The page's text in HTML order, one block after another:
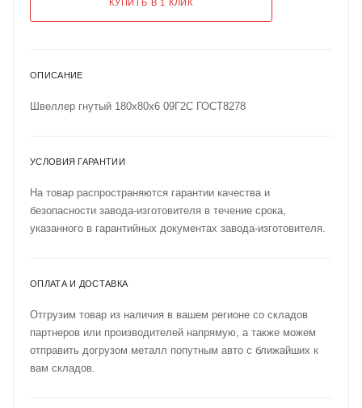
КУПИТЬ В 1 КЛИК
ОПИСАНИЕ
Швеллер гнутый 180х80х6 09Г2С ГОСТ8278
УСЛОВИЯ ГАРАНТИИ
На товар распространяются гарантии качества и
безопасности завода-изготовителя в течение срока,
указанного в гарантийных документах завода-изготовителя.
ОПЛАТА И ДОСТАВКА
Отгрузим товар из наличия в вашем регионе со складов
партнеров или производителей напрямую, а также можем
отправить догрузом металл попутным авто с ближайших к
вам складов.